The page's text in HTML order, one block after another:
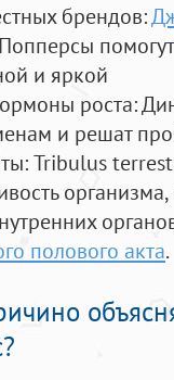
брендов:
и яркой
роста:
и решат
Tribulus
полового акта.